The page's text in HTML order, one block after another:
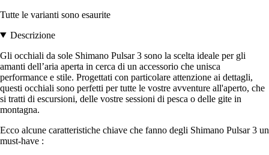
Tutte le varianti sono esaurite
Descrizione
Gli occhiali da sole Shimano Pulsar 3 sono la scelta ideale per gli
amanti dell’aria aperta in cerca di un accessorio che unisca
performance e stile. Progettati con particolare attenzione ai dettagli,
questi occhiali sono perfetti per tutte le vostre avventure all'aperto, che
si tratti di escursioni, delle vostre sessioni di pesca o delle gite in
montagna.
Ecco alcune caratteristiche chiave che fanno degli Shimano Pulsar 3 un
must-have :